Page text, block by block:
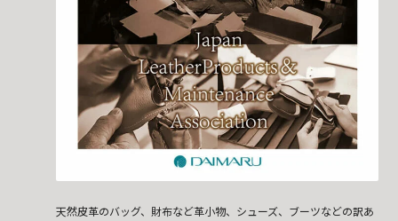
天然皮革のバッグ、財布など革小物、シューズ、ブーツなどの訳あ